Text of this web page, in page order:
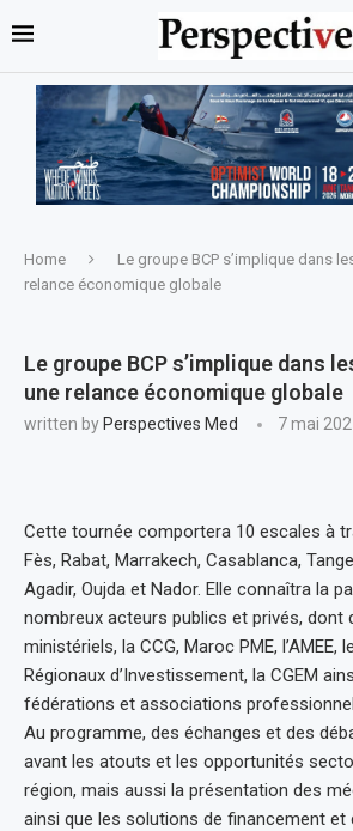
Home
Le groupe BCP s’implique dans
relance économique globale
Le groupe BCP s’implique dans
une relance économique globale
written by Perspectives Med 7 mai
Cette tournée comportera 10 escales à
Fès, Rabat, Marrakech, Casablanca,
Agadir, Oujda et Nador. Elle connaîtra la
nombreux acteurs publics et privés, dont
ministériels, la CCG, Maroc PME, l’AMEE,
Régionaux d’Investissement, la CGEM
fédérations et associations
Au programme, des échanges et des
avant les atouts et les opportunités
région, mais aussi la présentation des
ainsi que les solutions de financement et